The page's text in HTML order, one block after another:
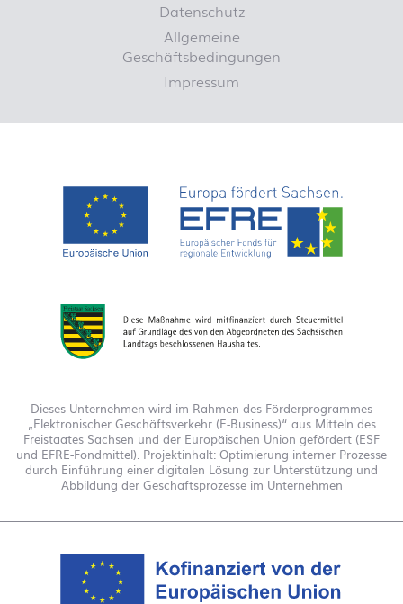
Datenschutz
Allgemeine
Geschäftsbedingungen
Impressum
Dieses Unternehmen wird im Rahmen des Förderprogrammes
„Elektronischer Geschäftsverkehr (E-Business)“ aus Mitteln des
Freistaates Sachsen und der Europäischen Union gefördert (ESF
und EFRE-Fondmittel). Projektinhalt: Optimierung interner Prozesse
durch Einführung einer digitalen Lösung zur Unterstützung und
Abbildung der Geschäftsprozesse im Unternehmen